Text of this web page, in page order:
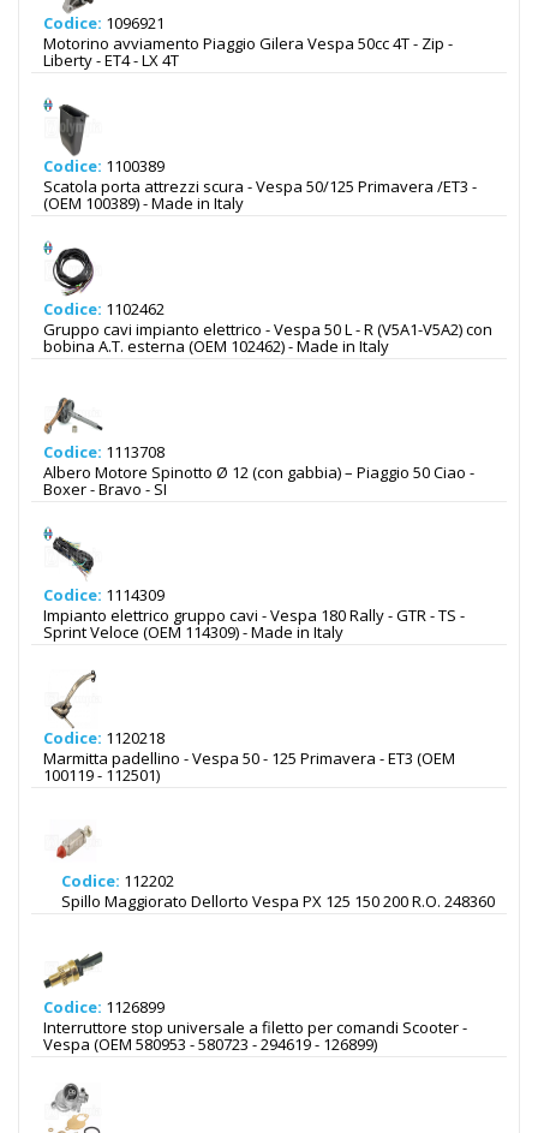
Codice: 1096921
Motorino avviamento Piaggio Gilera Vespa 50cc 4T - Zip -
Liberty - ET4 - LX 4T
Codice: 1100389
Scatola porta attrezzi scura - Vespa 50/125 Primavera /ET3 -
(OEM 100389) - Made in Italy
Codice: 1102462
Gruppo cavi impianto elettrico - Vespa 50 L - R (V5A1-V5A2) con
bobina A.T. esterna (OEM 102462) - Made in Italy
Codice: 1113708
Albero Motore Spinotto Ø 12 (con gabbia) – Piaggio 50 Ciao -
Boxer - Bravo - SI
Codice: 1114309
Impianto elettrico gruppo cavi - Vespa 180 Rally - GTR - TS -
Sprint Veloce (OEM 114309) - Made in Italy
Codice: 1120218
Marmitta padellino - Vespa 50 - 125 Primavera - ET3 (OEM
100119 - 112501)
Codice: 112202
Spillo Maggiorato Dellorto Vespa PX 125 150 200 R.O. 248360
Codice: 1126899
Interruttore stop universale a filetto per comandi Scooter -
Vespa (OEM 580953 - 580723 - 294619 - 126899)